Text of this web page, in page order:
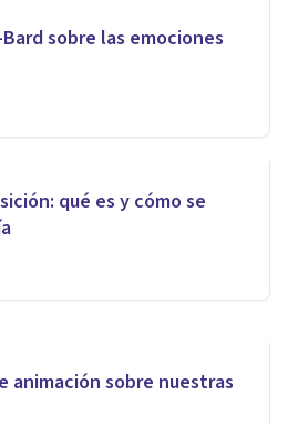
sobre las emociones
qué es y cómo se
facial:
emociones
animación sobre nuestras